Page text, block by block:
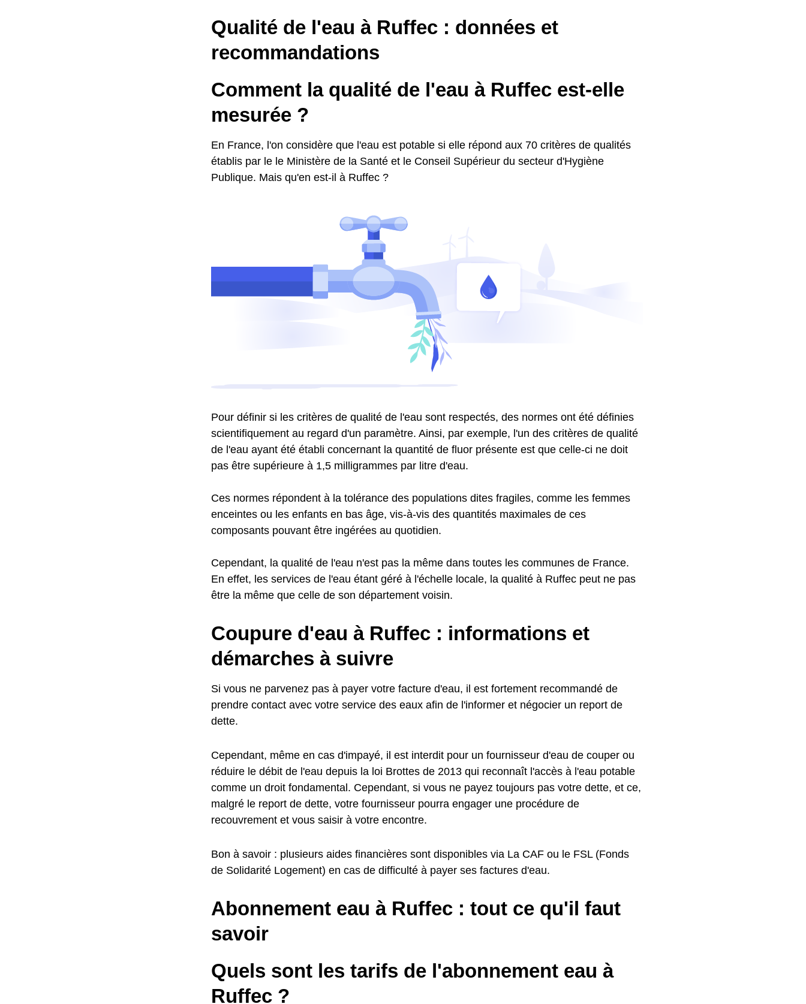
Qualité de l'eau à Ruffec : données et
recommandations
Comment la qualité de l'eau à Ruffec est-elle
mesurée ?
En France, l'on considère que l'eau est potable si elle répond aux 70 critères de qualités
établis par le le Ministère de la Santé et le Conseil Supérieur du secteur d'Hygiène
Publique. Mais qu'en est-il à Ruffec ?
Pour définir si les critères de qualité de l'eau sont respectés, des normes ont été définies
scientifiquement au regard d'un paramètre. Ainsi, par exemple, l'un des critères de qualité
de l'eau ayant été établi concernant la quantité de fluor présente est que celle-ci ne doit
pas être supérieure à 1,5 milligrammes par litre d'eau.
Ces normes répondent à la tolérance des populations dites fragiles, comme les femmes
enceintes ou les enfants en bas âge, vis-à-vis des quantités maximales de ces
composants pouvant être ingérées au quotidien.
Cependant, la qualité de l'eau n'est pas la même dans toutes les communes de France.
En effet, les services de l'eau étant géré à l'échelle locale, la qualité à Ruffec peut ne pas
être la même que celle de son département voisin.
Coupure d'eau à Ruffec : informations et
démarches à suivre
Si vous ne parvenez pas à payer votre facture d'eau, il est fortement recommandé de
prendre contact avec votre service des eaux afin de l'informer et négocier un report de
dette.
Cependant, même en cas d'impayé, il est interdit pour un fournisseur d'eau de couper ou
réduire le débit de l'eau depuis la loi Brottes de 2013 qui reconnaît l'accès à l'eau potable
comme un droit fondamental. Cependant, si vous ne payez toujours pas votre dette, et ce,
malgré le report de dette, votre fournisseur pourra engager une procédure de
recouvrement et vous saisir à votre encontre.
Bon à savoir : plusieurs aides financières sont disponibles via La CAF ou le FSL (Fonds
de Solidarité Logement) en cas de difficulté à payer ses factures d'eau.
Abonnement eau à Ruffec : tout ce qu'il faut
savoir
Quels sont les tarifs de l'abonnement eau à
Ruffec ?